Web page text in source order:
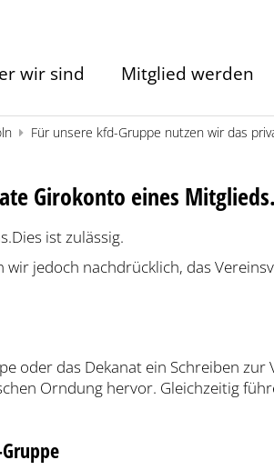
wir sind Mitglied werden
Für unsere kfd-Gruppe nutzen wir das
Girokonto eines
Dies ist zulässig.
jedoch nachdrücklich, das
oder das Dekanat ein Schreiben
Orndung hervor. Gleichzeitig